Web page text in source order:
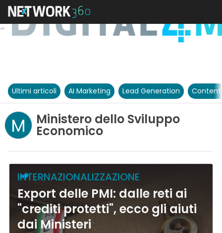
Ultimi articoli AI Marketing Lead Generation
M Ministero dello Sviluppo
Economico
INTERNAZIONALIZZAZIONE
Export delle PMI: dalle reti ai
"crediti protetti", ecco gli aiuti
dai Ministeri